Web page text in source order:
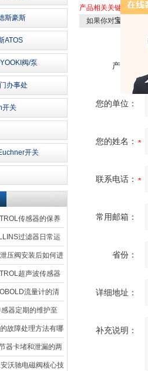
斯豪斯
ATOS
阀/泵
办事处
开关
开关
传感器的保养
过滤器日常运
压阀安装后如何进
超声波传感器
吗？ 流量计的清
器定期的维护至
故障处理方法有哪
器卡堵和泄漏的两
施沃驰电磁阀核心技
产品相关关键字：宝
如果你对宝德电磁
产品：
您的单位：
您的姓名：
联系电话：
常用邮箱：
省份：
详细地址：
补充说明：